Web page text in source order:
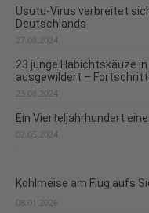
Usutu-Virus verbreitet
Deutschlands
27.08.2024
23 junge Habichtskäuze
ausgewildert –
23.08.2024
Ein Vierteljahrhundert
02.05.2024
Kohlmeise am Flug aufs
08.01.2026